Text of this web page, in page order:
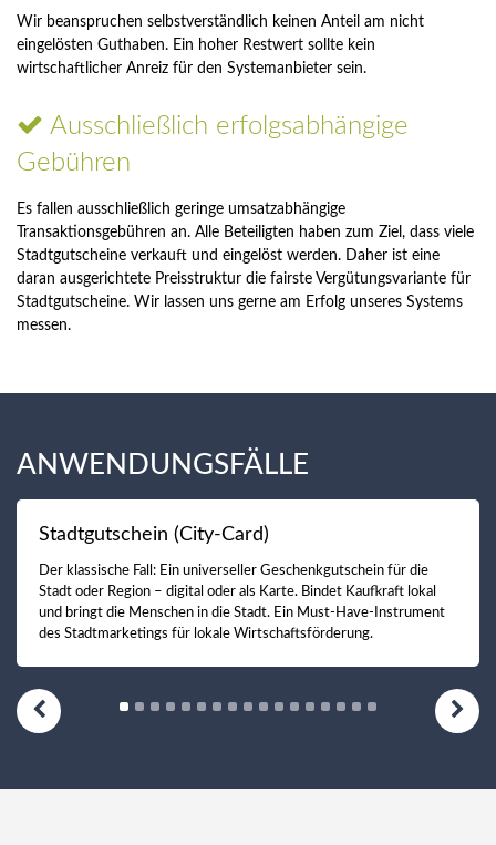
Wir beanspruchen selbstverständlich keinen Anteil am nicht
eingelösten Guthaben. Ein hoher Restwert sollte kein
wirtschaftlicher Anreiz für den Systemanbieter sein.
Ausschließlich erfolgsabhängige
Gebühren
Es fallen ausschließlich geringe umsatzabhängige
Transaktionsgebühren an. Alle Beteiligten haben zum Ziel, dass viele
Stadtgutscheine verkauft und eingelöst werden. Daher ist eine
daran ausgerichtete Preisstruktur die fairste Vergütungsvariante für
Stadtgutscheine. Wir lassen uns gerne am Erfolg unseres Systems
messen.
ANWENDUNGSFÄLLE
Stadtgutschein (City-Card)
Der klassische Fall: Ein universeller Geschenkgutschein für die
Stadt oder Region – digital oder als Karte. Bindet Kaufkraft lokal
und bringt die Menschen in die Stadt. Ein Must-Have-Instrument
des Stadtmarketings für lokale Wirtschaftsförderung.